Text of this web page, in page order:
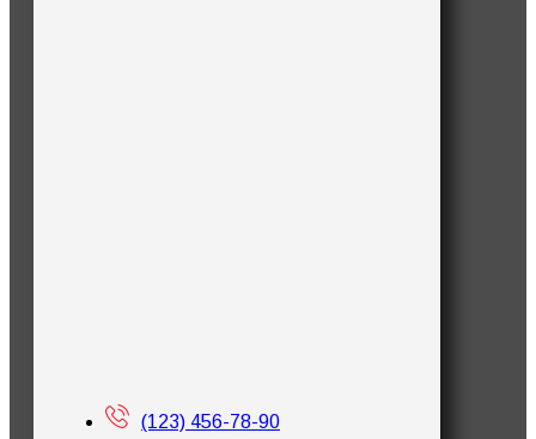
(123) 456-78-90